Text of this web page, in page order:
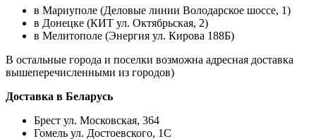
в Мариуполе (Деловые линии Володарское шоссе, 1)
в Донецке (КИТ ул. Октябрьская, 2)
в Мелитополе (Энергия ул. Кирова 188Б)
В остальные города и поселки возможна адресная доставка
вышеперечисленными из городов)
Доставка в Беларусь
Брест ул. Московская, 364
Гомель ул. Достоевского, 1С